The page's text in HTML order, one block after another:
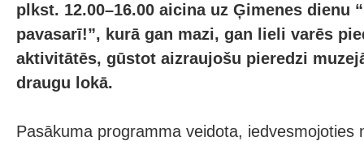
plkst. 12.00–16.00 aicina uz Ģimenes dienu
pavasarī!”, kurā gan mazi, gan lieli varēs
aktivitātēs, gūstot aizraujošu pieredzi
draugu lokā.
Pasākuma programma veidota, iedvesmojoties